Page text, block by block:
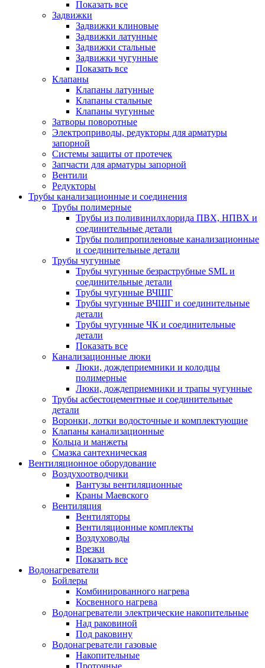
Показать все
Задвижки
Задвижки клиновые
Задвижки латунные
Задвижки стальные
Задвижки чугунные
Показать все
Клапаны
Клапаны латунные
Клапаны стальные
Клапаны чугунные
Затворы поворотные
Электроприводы, редукторы для арматуры
запорной
Системы защиты от протечек
Запчасти для арматуры запорной
Вентили
Редукторы
Трубы канализационные и соединения
Трубы полимерные
Трубы из поливинилхлорида ПВХ, НПВХ и
соединительные детали
Трубы полипропиленовые канализационные
и соединительные детали
Трубы чугунные
Трубы чугунные безраструбные SML и
соединительные детали
Трубы чугунные ВЧШГ
Трубы чугунные ВЧШГ и соединительные
детали
Трубы чугунные ЧК и соединительные
детали
Показать все
Канализационные люки
Люки, дождеприемники и колодцы
полимерные
Люки, дождеприемники и трапы чугунные
Трубы асбестоцементные и соединительные
детали
Воронки, лотки водосточные и комплектующие
Клапаны канализационные
Кольца и манжеты
Смазка сантехническая
Вентиляционное оборудование
Воздухоотводчики
Вантузы вентиляционные
Краны Маевского
Вентиляция
Вентиляторы
Вентиляционные комплекты
Воздуховоды
Врезки
Показать все
Водонагреватели
Бойлеры
Комбинированного нагрева
Косвенного нагрева
Водонагреватели электрические накопительные
Над раковиной
Под раковину
Водонагреватели газовые
Накопительные
Проточные